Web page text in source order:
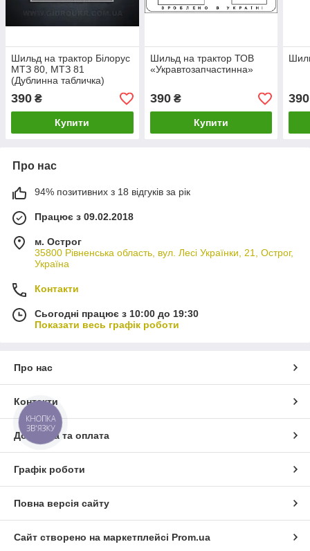
Шильд на трактор Білорус
МТЗ 80, МТЗ 81
(Дублинна табличка)
390 ₴
Купити
Шильд на трактор ТОВ
«Укравтозапчастинна»
390₴
Купити
390
Про нас
94% позитивних з 18 відгуків за рік
Працює з 09.02.2018
м. Острог
35800 Рівненська область, вул. Лесі Українки, 21, Острог,
Україна
Контакти
Сьогодні працює з 10:00 до 19:30
Показати весь графік роботи
Про нас
Контакти
Доставка та оплата
Графік роботи
Повна версія сайту
Сайт створено на маркетплейсі Prom.ua
КНОПКА
ЗВ'ЯЗКУ